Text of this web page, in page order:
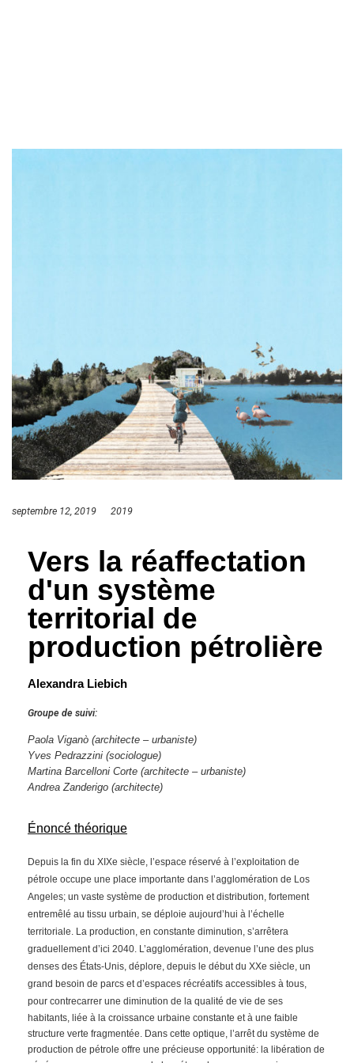
septembre 12, 2019 2019
Vers la réaffectation
d'un système
territorial de
production pétrolière
Alexandra Liebich
Groupe de suivi:
Paola Viganò (architecte – urbaniste)
Yves Pedrazzini (sociologue)
Martina Barcelloni Corte (architecte – urbaniste)
Andrea Zanderigo (architecte)
Énoncé théorique
Depuis la fin du XIXe siècle, l’espace réservé à l’exploitation de
pétrole occupe une place importante dans l’agglomération de Los
Angeles; un vaste système de production et distribution, fortement
entremêlé au tissu urbain, se déploie aujourd’hui à l’échelle
territoriale. La production, en constante diminution, s’arrêtera
graduellement d’ici 2040. L’agglomération, devenue l’une des plus
denses des États-Unis, déplore, depuis le début du XXe siècle, un
grand besoin de parcs et d’espaces récréatifs accessibles à tous,
pour contrecarrer une diminution de la qualité de vie de ses
habitants, liée à la croissance urbaine constante et à une faible
structure verte fragmentée. Dans cette optique, l’arrêt du système de
production de pétrole offre une précieuse opportunité: la libération de